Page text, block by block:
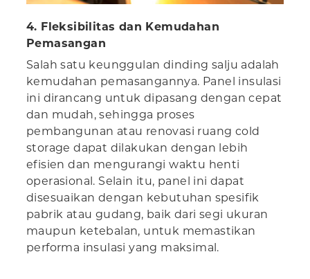
4. Fleksibilitas dan Kemudahan
Pemasangan
Salah satu keunggulan dinding salju adalah
kemudahan pemasangannya. Panel insulasi
ini dirancang untuk dipasang dengan cepat
dan mudah, sehingga proses
pembangunan atau renovasi ruang cold
storage dapat dilakukan dengan lebih
efisien dan mengurangi waktu henti
operasional. Selain itu, panel ini dapat
disesuaikan dengan kebutuhan spesifik
pabrik atau gudang, baik dari segi ukuran
maupun ketebalan, untuk memastikan
performa insulasi yang maksimal.